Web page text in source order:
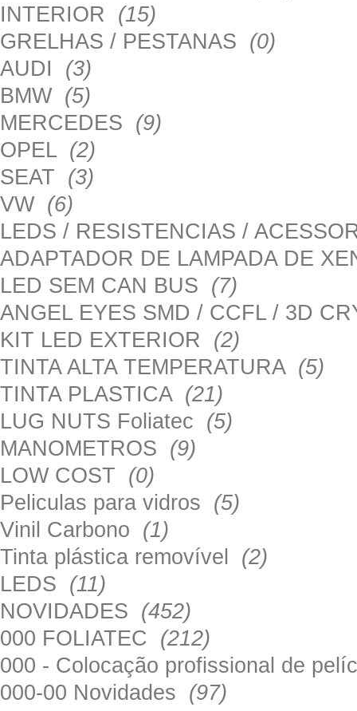
INTERIOR (15)
GRELHAS / PESTANAS (0)
AUDI (3)
BMW (5)
MERCEDES (9)
OPEL (2)
SEAT (3)
VW (6)
LEDS / RESISTENCIAS /
ADAPTADOR DE LAMPADA DE
LED SEM CAN BUS (7)
ANGEL EYES SMD / CCFL / 3D
KIT LED EXTERIOR (2)
TINTA ALTA TEMPERATURA (5)
TINTA PLASTICA (21)
LUG NUTS Foliatec (5)
MANOMETROS (9)
LOW COST (0)
Peliculas para vidros (5)
Vinil Carbono (1)
Tinta plástica removível (2)
LEDS (11)
NOVIDADES (452)
000 FOLIATEC (212)
000 - Colocação profissional de
000-00 Novidades (97)